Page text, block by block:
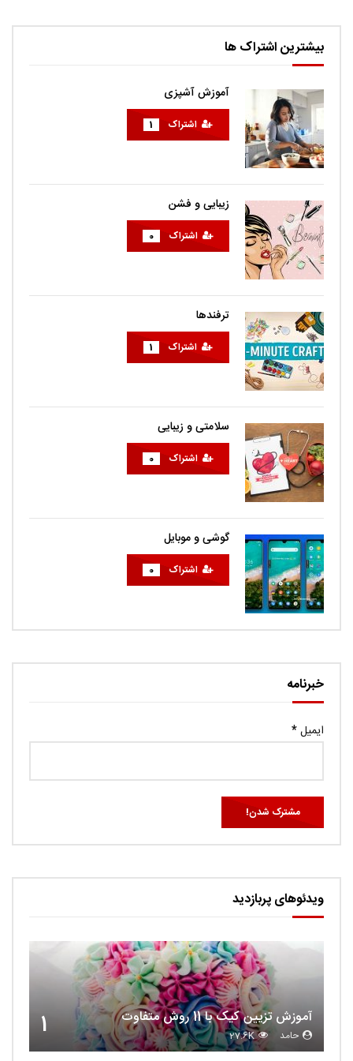
بیشترین اشتراک ها
آموزش آشپزی
اشتراک 1
زیبایی و فشن
اشتراک 0
ترفندها
اشتراک 1
سلامتی و زیبایی
اشتراک 0
گوشی و موبایل
اشتراک 0
خبرنامه
ایمیل*
ویدئوهای پربازدید
1 آموزش تزیین کیک با 11 روش متفاوت
حامد 27.6K